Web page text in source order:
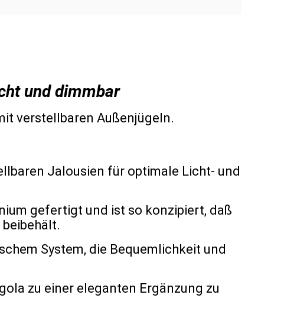
und dimmbar
verstellbaren Außenjügeln.
Jalousien für optimale Licht- und
gefertigt und ist so konzipiert, daß
System, die Bequemlichkeit und
zu einer eleganten Ergänzung zu